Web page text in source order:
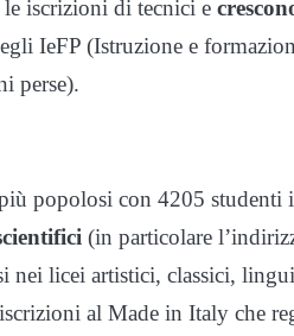
iscrizioni di tecnici e
IeFP (Istruzione e
perse).
popolosi con 4205 studenti
(in particolare
nei licei artistici, classici,
al Made in Italy che